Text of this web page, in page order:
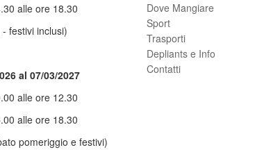
alle ore 18.30
festivi inclusi)
al 07/03/2027
alle ore 12.30
alle ore 18.30
pomeriggio e festivi)
Dove Mangiare
Sport
Trasporti
Depliants e Info
Contatti